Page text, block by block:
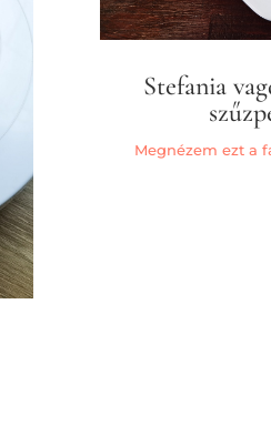
Stefania
Megnézem ezt a